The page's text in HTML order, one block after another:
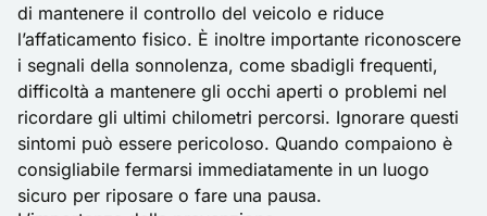
di mantenere il controllo del veicolo e riduce
l’affaticamento fisico. È inoltre importante riconoscere
i segnali della sonnolenza, come sbadigli frequenti,
difficoltà a mantenere gli occhi aperti o problemi nel
ricordare gli ultimi chilometri percorsi. Ignorare questi
sintomi può essere pericoloso. Quando compaiono è
consigliabile fermarsi immediatamente in un luogo
sicuro per riposare o fare una pausa.